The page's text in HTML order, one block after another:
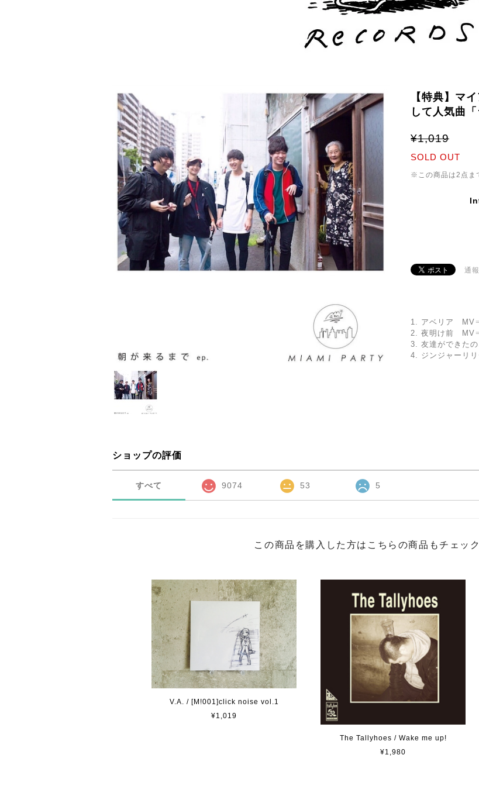
【特典】マ
して人気曲
¥1,019
SOLD OUT
※この商品は2点ま
通
1. アベリア
2. 夜明け前
3. 友達ができたの
4. ジンジャーリ
ショップの評価
すべて 9074 53 5
この商品を購入した方はこちらの商品もチェッ
V.A. / [M!001]click noise vol.1
¥1,019
The Tallyhoes / Wake me up!
¥1,980